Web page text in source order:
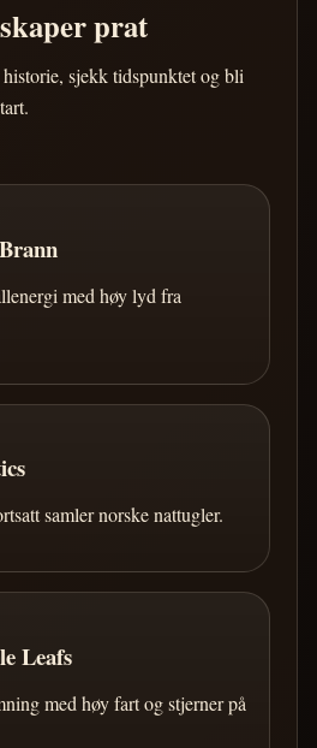
prat
sjekk tidspunktet og bli
med høy lyd fra
samler norske nattugler.
Leafs
med høy fart og stjerner på